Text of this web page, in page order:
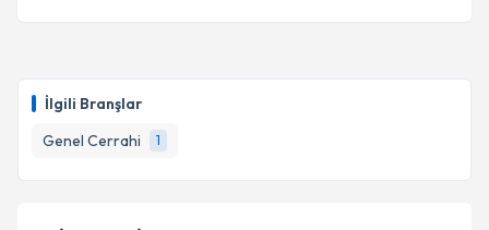
İlgili Branşlar
Genel Cerrahi
1